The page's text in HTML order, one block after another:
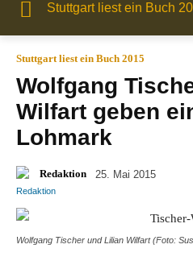
Stuttgart liest ein Buch
Stuttgart liest ein Buch 2015
Wolfgang
Wilfart geben
Lohmark
Redaktion 25. Mai 2015
Wolfgang Tischer und Lilian Wilfart (Foto: